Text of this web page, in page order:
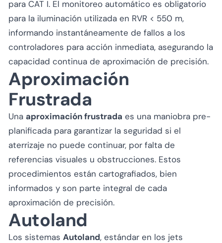
para CAT I. El monitoreo automático es obligatorio
para la iluminación utilizada en RVR < 550 m,
informando instantáneamente de fallos a los
controladores para acción inmediata, asegurando la
capacidad continua de aproximación de precisión.
Aproximación
Frustrada
Una aproximación frustrada es una maniobra pre-
planificada para garantizar la seguridad si el
aterrizaje no puede continuar, por falta de
referencias visuales u obstrucciones. Estos
procedimientos están cartografiados, bien
informados y son parte integral de cada
aproximación de precisión.
Autoland
Los sistemas Autoland, estándar en los jets